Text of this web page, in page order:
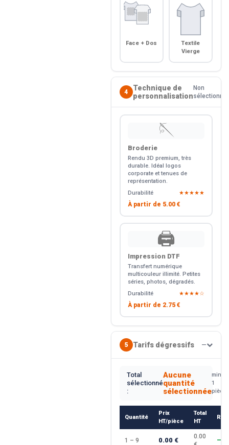
Face + Dos
Textile
Vierge
4
Technique de
personnalisation
Non
sélectionné
🪡
Broderie
Rendu 3D premium, très
durable. Idéal logos
corporate et tenues de
représentation.
Durabilité
★★★★★
À partir de 5.00 €
🖨️
Impression DTF
Transfert numérique
multicouleur illimité. Petites
séries, photos, dégradés.
Durabilité
★★★★☆
À partir de 2.75 €
5 Tarifs dégressifs —
Total
sélectionné
:
Aucune
quantité
sélectionnée
min.
1
pièce
Quantité
Prix
HT/pièce
Total
HT
1 – 9 0.00 €
0.00
—